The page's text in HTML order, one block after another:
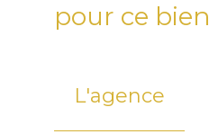
pour ce bien
L'agence